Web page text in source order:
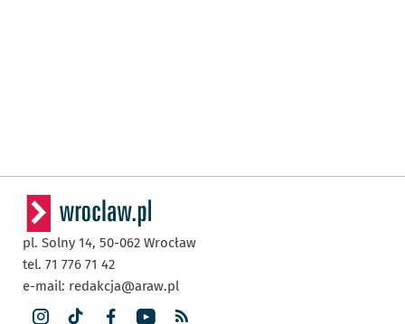
pl. Solny 14, 50-062 Wrocław
tel. 71 776 71 42
e-mail: redakcja@araw.pl